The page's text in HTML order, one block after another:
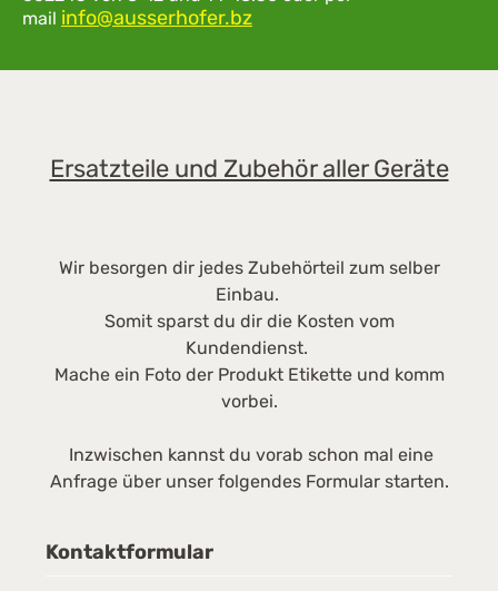
daher sehr hygienisch und
legierter Stahl und besonders robust; ideal für
Kühlgeräts an. Somit können sich Betreiber
verschaffen.Abmessungen:Außenmaße in mm
(B/T/H) 747/769/2018Innenmaße in mm (B/T/H)
620/531/1660Gewicht: ca 100kg
mail info@ausserhofer.bz
Ersatzteile und Zubehör aller Geräte
Wir besorgen dir jedes Zubehörteil zum selber
Einbau.
Somit sparst du dir die Kosten vom
Kundendienst.
Mache ein Foto der Produkt Etikette und komm
vorbei.
Inzwischen kannst du vorab schon mal eine
Anfrage über unser folgendes Formular starten.
Kontaktformular